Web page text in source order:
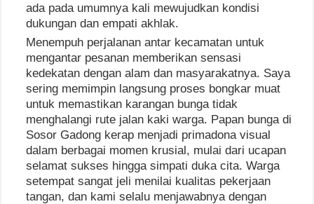
ada pada umumnya kali mewujudkan kondisi
dukungan dan empati akhlak.
Menempuh perjalanan antar kecamatan untuk
mengantar pesanan memberikan sensasi
kedekatan dengan alam dan masyarakatnya. Saya
sering memimpin langsung proses bongkar muat
untuk memastikan karangan bunga tidak
menghalangi rute jalan kaki warga. Papan bunga di
Sosor Gadong kerap menjadi primadona visual
dalam berbagai momen krusial, mulai dari ucapan
selamat sukses hingga simpati duka cita. Warga
setempat sangat jeli menilai kualitas pekerjaan
tangan, dan kami selalu menjawabnya dengan